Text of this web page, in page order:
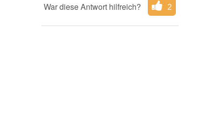
War diese Antwort hilfreich? 2